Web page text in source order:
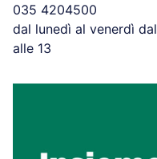
035 4204500
dal lunedì al venerdì
alle 13